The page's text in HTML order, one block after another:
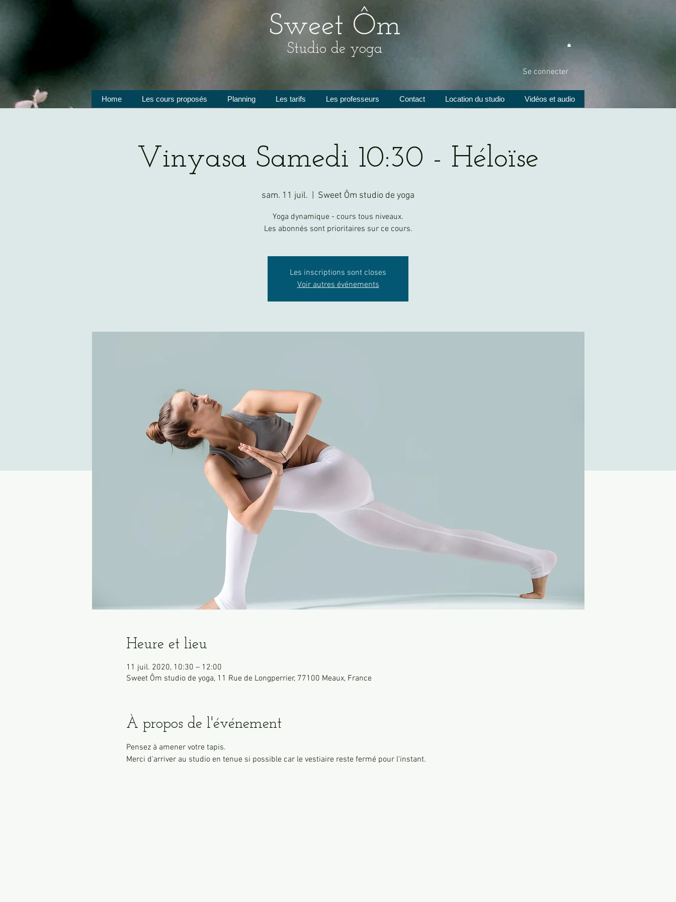
Sweet Ôm
Studio de yoga
Se connecter
Home Les cours proposés Planning Les tarifs Les professeurs Contact Location du studio Vidéos et audio
Vinyasa Samedi 10:30 - Héloïse
sam. 11 juil.
  |
Sweet Ôm studio de yoga
Yoga dynamique - cours tous niveaux.
Les abonnés sont prioritaires sur ce cours.
Les inscriptions sont closes
Voir autres événements
Heure et lieu
11 juil. 2020, 10:30 – 12:00
Sweet Ôm studio de yoga, 11 Rue de Longperrier, 77100 Meaux, France
À propos de l'événement
Pensez à amener votre tapis.
Merci d'arriver au studio en tenue si possible car le vestiaire reste fermé pour l'instant.